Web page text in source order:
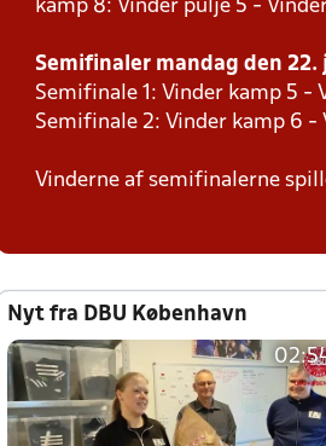
kamp 8: Vinder pulje 5 -
Semifinaler mandag den
Semifinale 1: Vinder kamp 5 -
Semifinale 2: Vinder kamp 6 -
Vinderne af semifinalerne
Nyt fra DBU København